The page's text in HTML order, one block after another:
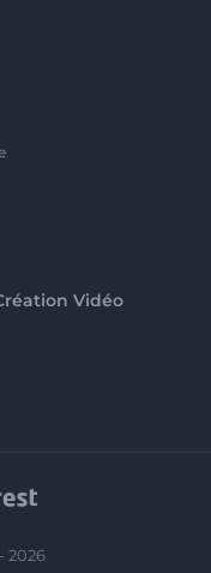
Vidéo
2026